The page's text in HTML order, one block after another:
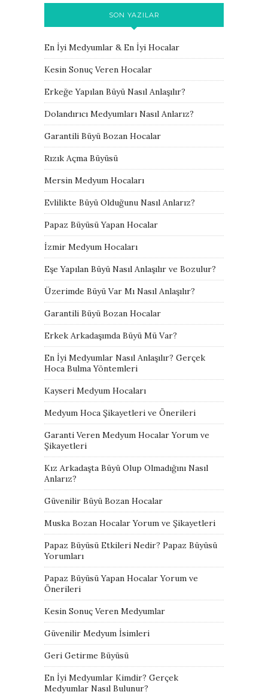
SON YAZILAR
En İyi Medyumlar & En İyi Hocalar
Kesin Sonuç Veren Hocalar
Erkeğe Yapılan Büyü Nasıl Anlaşılır?
Dolandırıcı Medyumları Nasıl Anlarız?
Garantili Büyü Bozan Hocalar
Rızık Açma Büyüsü
Mersin Medyum Hocaları
Evlilikte Büyü Olduğunu Nasıl Anlarız?
Papaz Büyüsü Yapan Hocalar
İzmir Medyum Hocaları
Eşe Yapılan Büyü Nasıl Anlaşılır ve Bozulur?
Üzerimde Büyü Var Mı Nasıl Anlaşılır?
Garantili Büyü Bozan Hocalar
Erkek Arkadaşımda Büyü Mü Var?
En İyi Medyumlar Nasıl Anlaşılır? Gerçek
Hoca Bulma Yöntemleri
Kayseri Medyum Hocaları
Medyum Hoca Şikayetleri ve Önerileri
Garanti Veren Medyum Hocalar Yorum ve
Şikayetleri
Kız Arkadaşta Büyü Olup Olmadığını Nasıl
Anlarız?
Güvenilir Büyü Bozan Hocalar
Muska Bozan Hocalar Yorum ve Şikayetleri
Papaz Büyüsü Etkileri Nedir? Papaz Büyüsü
Yorumları
Papaz Büyüsü Yapan Hocalar Yorum ve
Önerileri
Kesin Sonuç Veren Medyumlar
Güvenilir Medyum İsimleri
Geri Getirme Büyüsü
En İyi Medyumlar Kimdir? Gerçek
Medyumlar Nasıl Bulunur?